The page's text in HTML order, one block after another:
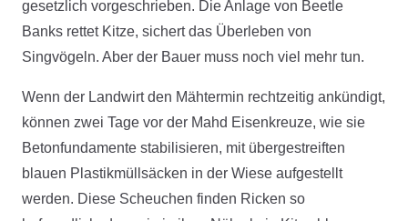
gesetzlich vorgeschrieben. Die Anlage von Beetle
Banks rettet Kitze, sichert das Überleben von
Singvögeln. Aber der Bauer muss noch viel mehr tun.
Wenn der Landwirt den Mähtermin rechtzeitig ankündigt,
können zwei Tage vor der Mahd Eisenkreuze, wie sie
Betonfundamente stabilisieren, mit übergestreiften
blauen Plastikmüllsäcken in der Wiese aufgestellt
werden. Diese Scheuchen finden Ricken so